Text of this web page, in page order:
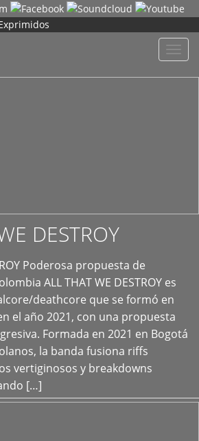
DESTROY
Poderosa propuesta de
ALL THAT WE DESTROY es
deathcore que se formó en
el año 2021, con una propuesta
Formada en 2021 en Bogotá
la banda fusiona riffs
vertiginosos y breakdowns
[…]
+